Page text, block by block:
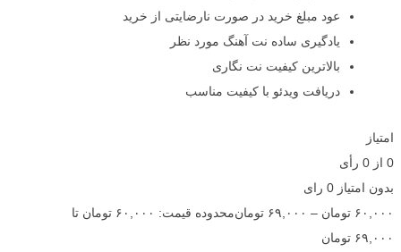
عود مبلغ خرید در صورت نارضایتی از خرید
یادگیری ساده نت آهنگ مورد نظر
بالاترین کیفیت نت نگاری
دریافت ویدئو با کیفیت مناسب
امتیاز
0 از 0 رأی
بدون امتیاز 0 رای
۶۰,۰۰۰ تومان – ۶۹,۰۰۰ تومان
محدوده قیمت: ۶۰,۰۰۰ تومان تا
۶۹,۰۰۰ تومان